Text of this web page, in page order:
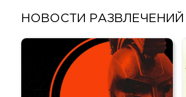
НОВОСТИ